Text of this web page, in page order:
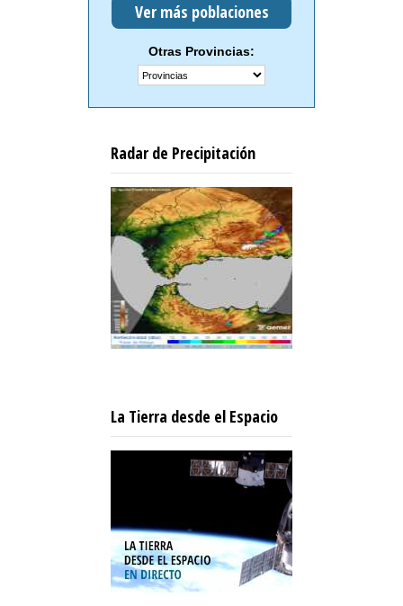
Ver más poblaciones
Otras Provincias:
Radar de Precipitación
La Tierra desde el Espacio